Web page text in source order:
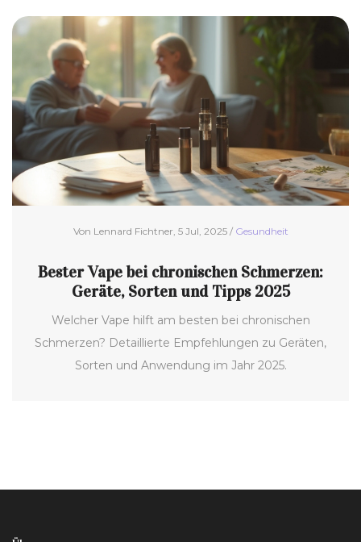
Von Lennard Fichtner, 5 Jul, 2025 / Gesundheit
Bester Vape bei chronischen Schmerzen:
Geräte, Sorten und Tipps 2025
Welcher Vape hilft am besten bei chronischen
Schmerzen? Detaillierte Empfehlungen zu Geräten,
Sorten und Anwendung im Jahr 2025.